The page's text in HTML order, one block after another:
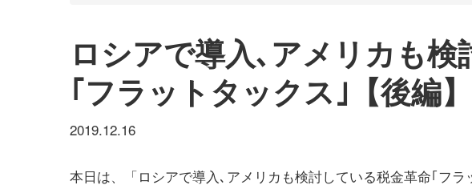
ロシアで導入､アメリカも
｢フラットタックス｣【後編】
2019.12.16
本日は、「ロシアで導入､アメリカも検討している税金革命｢フラ